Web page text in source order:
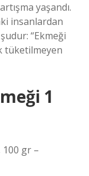
yaşandı.
insanlardan
“Ekmeği
tüketilmeyen
1
gr –